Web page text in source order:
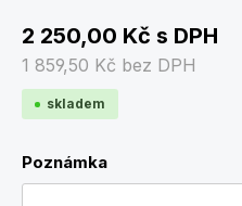
2 250,00 Kč s DPH
1 859,50 Kč bez DPH
skladem
Poznámka